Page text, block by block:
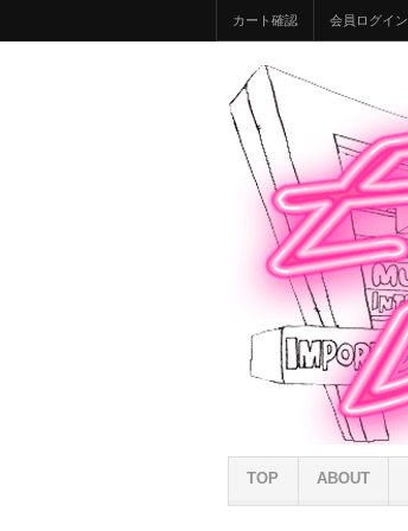
カート確認 会員ログイン
TOP ABOUT